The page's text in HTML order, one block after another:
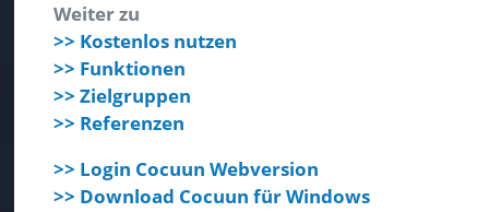
Weiter zu
>> Kostenlos nutzen
>> Funktionen
>> Zielgruppen
>> Referenzen
>> Login Cocuun Webversion
>> Download Cocuun für Windows